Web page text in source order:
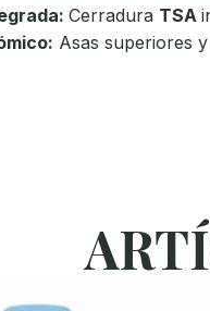
Cerradura TSA
Asas superiores